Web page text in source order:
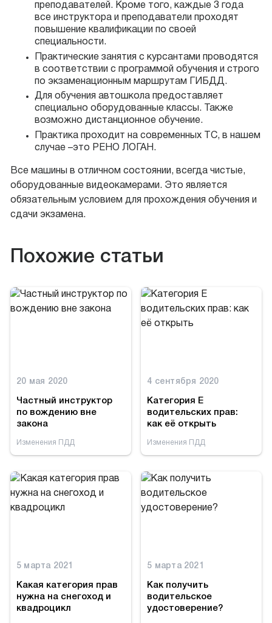
преподавателей. Кроме того, каждые 3 года
все инструктора и преподаватели проходят
повышение квалификации по своей
специальности.
Практические занятия с курсантами проводятся
в соответствии с программой обучения и строго
по экзаменационным маршрутам ГИБДД.
Для обучения автошкола предоставляет
специально оборудованные классы. Также
возможно дистанционное обучение.
Практика проходит на современных ТС, в нашем
случае –это РЕНО ЛОГАН.
Все машины в отличном состоянии, всегда чистые,
оборудованные видеокамерами. Это является
обязательным условием для прохождения обучения и
сдачи экзамена.
Похожие статьи
20 мая 2020
Частный инструктор
по вождению вне
закона
Изменения ПДД
4 сентября 2020
Категория Е
водительских прав:
как её открыть
Изменения ПДД
5 марта 2021
Какая категория прав
нужна на снегоход и
квадроцикл
5 марта 2021
Как получить
водительское
удостоверение?